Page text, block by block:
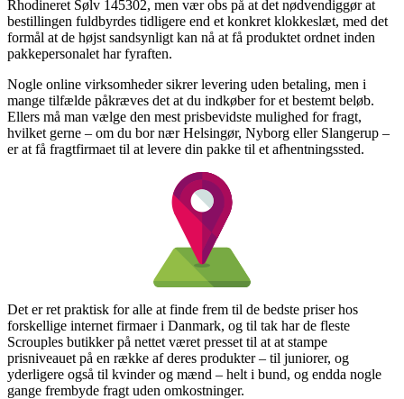
Rhodineret Sølv 145302, men vær obs på at det nødvendiggør at
bestillingen fuldbyrdes tidligere end et konkret klokkeslæt, med det
formål at de højst sandsynligt kan nå at få produktet ordnet inden
pakkepersonalet har fyraften.
Nogle online virksomheder sikrer levering uden betaling, men i
mange tilfælde påkræves det at du indkøber for et bestemt beløb.
Ellers må man vælge den mest prisbevidste mulighed for fragt,
hvilket gerne – om du bor nær Helsingør, Nyborg eller Slangerup –
er at få fragtfirmaet til at levere din pakke til et afhentningssted.
Det er ret praktisk for alle at finde frem til de bedste priser hos
forskellige internet firmaer i Danmark, og til tak har de fleste
Scrouples butikker på nettet været presset til at at stampe
prisniveauet på en række af deres produkter – til juniorer, og
yderligere også til kvinder og mænd – helt i bund, og endda nogle
gange frembyde fragt uden omkostninger.